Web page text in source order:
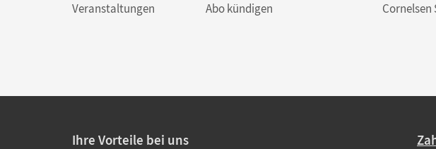
Veranstaltungen
Abo kündigen
Ihre Vorteile bei uns